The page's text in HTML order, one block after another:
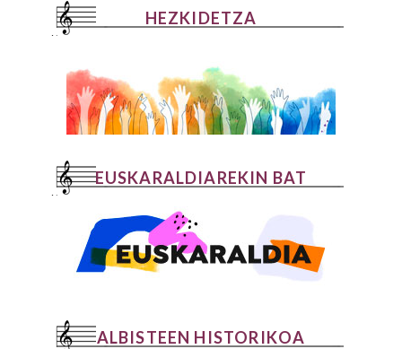
HEZKIDETZA
EUSKARALDIAREKIN BAT
ALBISTEEN HISTORIKOA